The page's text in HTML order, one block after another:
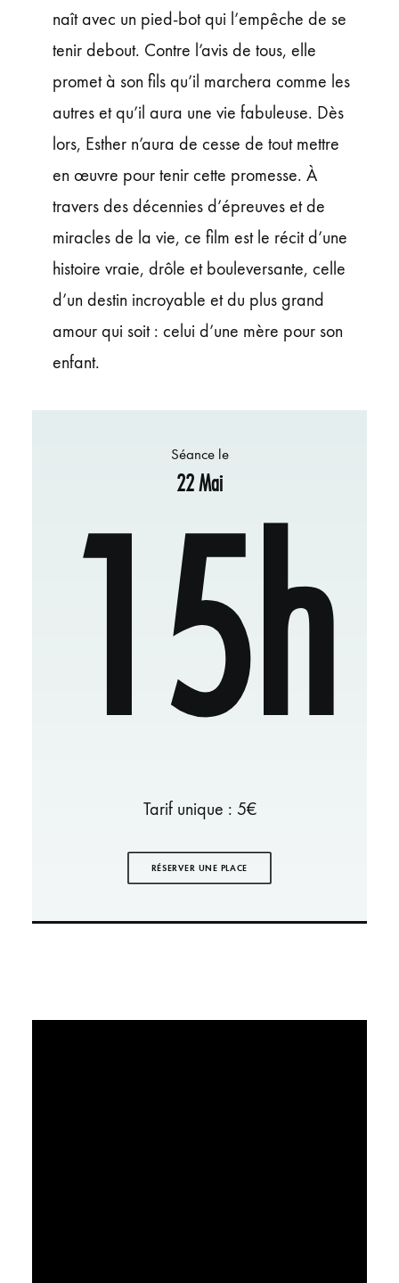
naît avec un pied-bot qui l’empêche de se
tenir debout. Contre l’avis de tous, elle
promet à son fils qu’il marchera comme les
autres et qu’il aura une vie fabuleuse. Dès
lors, Esther n’aura de cesse de tout mettre
en œuvre pour tenir cette promesse. À
travers des décennies d’épreuves et de
miracles de la vie, ce film est le récit d’une
histoire vraie, drôle et bouleversante, celle
d’un destin incroyable et du plus grand
amour qui soit : celui d’une mère pour son
enfant.
Séance le
22 Mai
15h
Tarif unique : 5€
RÉSERVER UNE PLACE